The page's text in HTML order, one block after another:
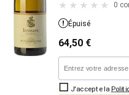
0
Épuisé
64,50 €
J'accepte la